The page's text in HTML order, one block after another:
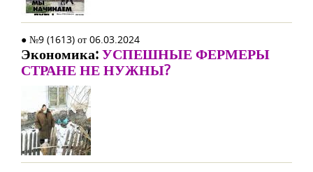
● №9 (1613) от 06.03.2024
Экономика:УСПЕШНЫЕ ФЕРМЕРЫ
СТРАНЕ НЕ НУЖНЫ?